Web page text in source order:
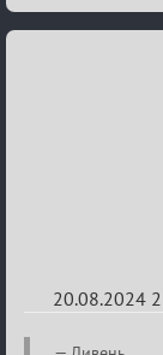
20.08.2024